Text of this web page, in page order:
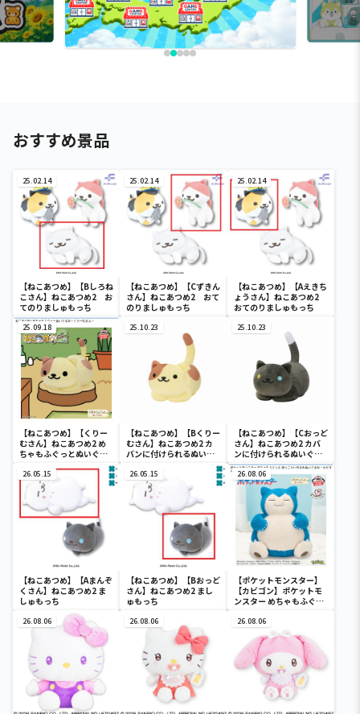
おすすめ景品
25.02.14
【ねこあつめ】【Bしろね
こさん】ねこあつめ2 お
てのりましゅもっち
25.02.14
【ねこあつめ】【Cずきん
さん】ねこあつめ2 おて
のりましゅもっち
25.02.14
【ねこあつめ】【Aえきち
ょうさん】ねこあつめ2
おてのりましゅもっち
25.09.18
【ねこあつめ】【くりー
むさん】ねこあつめ2 め
ちゃもふぐっとぬいぐる
25.10.23
【ねこあつめ】【Bくりー
むさん】ねこあつめ2 カ
バンに付けられるぬいぐ
りーむさん・おっどさん
～
25.10.23
【ねこあつめ】【Cおっど
さん】ねこあつめ2 カバ
ンに付けられるぬいぐる
み～しろねこさん・くり
ーむさん・おっどさん～
26.05.15
【ねこあつめ】【Aまんぞ
くさん】ねこあつめ2 ま
しゅもっち
26.05.15
【ねこあつめ】【Bおっど
さん】ねこあつめ2 まし
ゅもっち
26.08.06
【ポケットモンスター】
【カビゴン】ポケットモ
ンスター めちゃもふぐっ
ぐるみ～カビゴン～
26.08.06 26.08.06 26.08.06